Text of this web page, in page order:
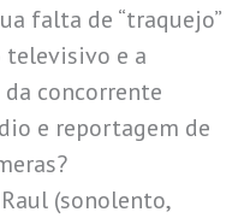
falta de “traquejo”
e a
concorrente
e reportagem de
(sonolento,